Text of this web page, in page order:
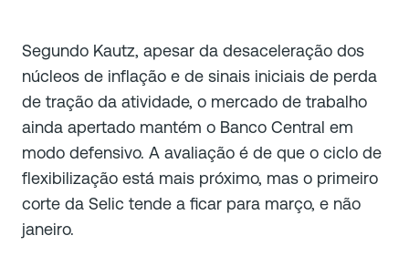
Segundo Kautz, apesar da desaceleração dos
núcleos de inflação e de sinais iniciais de perda
de tração da atividade, o mercado de trabalho
ainda apertado mantém o Banco Central em
modo defensivo. A avaliação é de que o ciclo de
flexibilização está mais próximo, mas o primeiro
corte da Selic tende a ficar para março, e não
janeiro.